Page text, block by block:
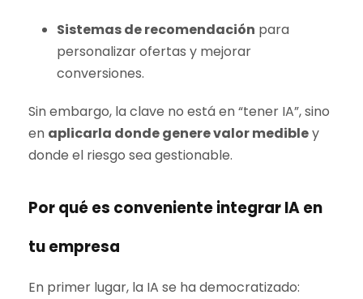
Sistemas de recomendación para
personalizar ofertas y mejorar
conversiones.
Sin embargo, la clave no está en “tener IA”, sino
en aplicarla donde genere valor medibley
donde el riesgo sea gestionable.
Por qué es conveniente integrar IA en
tu empresa
En primer lugar, la IA se ha democratizado: